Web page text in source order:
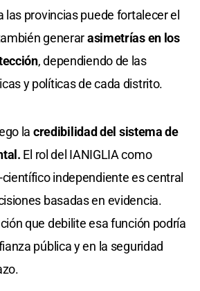
las provincias puede fortalecer el
generarasimetrías en los
, dependiendo de las
y políticas de cada distrito.
la credibilidad del sistema de
El rol del IANIGLIA como
independiente es central
basadas en evidencia.
que debilite esa función podría
pública y en la seguridad